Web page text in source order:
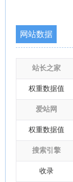
网站数据
站长之家
权重数据值
爱站网
权重数据值
搜索引擎
收录